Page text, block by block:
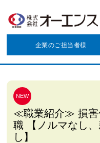
企業のご担当者様
NEW
≪職業紹介≫ 損害
職 【ノルマなし
し】